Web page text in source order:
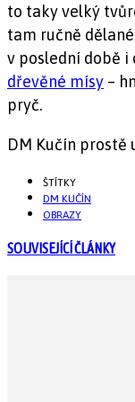
to taky velký
tam ručně
v poslední době i
dřevěné mísy –
pryč.
DM Kučín prostě
ŠTÍTKY
DM KUČÍN
OBRAZY
SOUVISEJÍCÍ ČLÁNKY